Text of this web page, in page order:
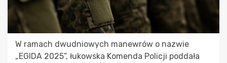
W ramach dwudniowych manewrów o nazwie
„EGIDA 2025”, łukowska Komenda Policji poddała